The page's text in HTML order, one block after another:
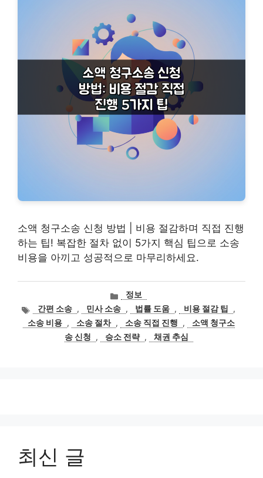
소액 청구소송 신청 방법 | 비용 절감하며 직접 진행
하는 팁! 복잡한 절차 없이 5가지 핵심 팁으로 소송
비용을 아끼고 성공적으로 마무리하세요.
카
고
리
정보
태
그
간편 소송 , 민사 소송 , 법률 도움 , 비용 절감 팁
,
소송 비용 , 소송 절차 , 소송 직접 진행 ,
소액 청구소
송 신청
, 승소 전략 , 채권 추심
최신 글